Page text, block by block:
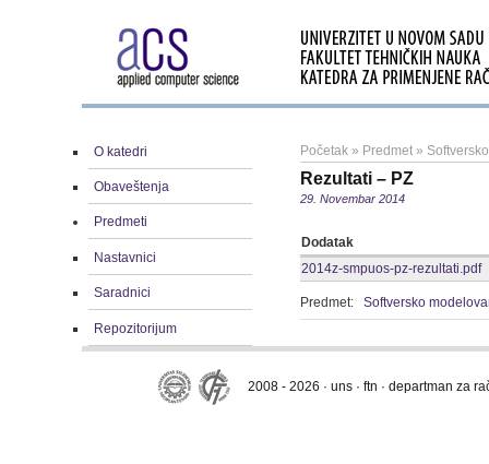
O katedri
Obaveštenja
Predmeti
Nastavnici
Saradnici
Repozitorijum
Početak » Predmet »
Rezultati – PZ
29. Novembar 2014
Dodatak
2014z-smpuos-pz-rezultati.pdf
Predmet: Softversko
2008 - 2026 · uns · ftn · departman za